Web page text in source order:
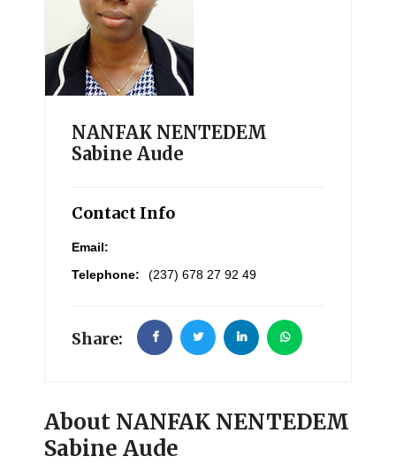
NANFAK NENTEDEM
Sabine Aude
Contact Info
Email:
Telephone:
(237) 678 27 92 49
Share:
About NANFAK NENTEDEM
Sabine Aude